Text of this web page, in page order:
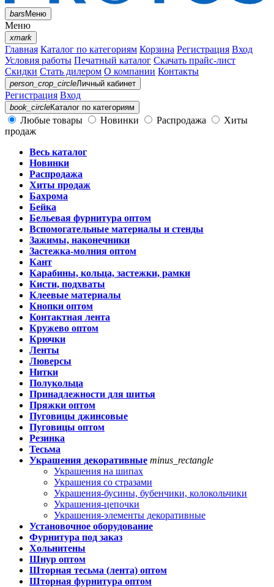
barsМеню
Меню
xmark
Главная Каталог по категориям Корзина Регистрация Вход
Условия работы Печатный каталог Скачать прайс-лист
Скидки Стать дилером О компании Контакты
person_crop_circleЛичный кабинет
Регистрация Вход
book_circleКаталог по категориям
Любые товары Новинки Распродажа
Хиты
продаж
Весь каталог
Новинки
Распродажа
Хиты продаж
Бахрома
Бейка
Бельевая фурнитура оптом
Вспомогательные материалы и стенды
Зажимы, наконечники
Застежка-молния оптом
Кант
Карабины, кольца, застежки, рамки
Кисти, подхваты
Клеевые материалы
Кнопки оптом
Контактная лента
Кружево оптом
Крючки
Ленты
Люверсы
Нитки
Полукольца
Принадлежности для шитья
Пряжки оптом
Пуговицы джинсовые
Пуговицы оптом
Резинка
Тесьма
Украшения декоративные minus_rectangle
Украшения на шипах
Украшения со стразами
Украшения-бусины, бубенчики, колокольчики
Украшения-цепочки
Украшения-элементы декоративные
Установочное оборудование
Фурнитура под заказ
Хольнитены
Шнур оптом
Шторная тесьма (лента) оптом
Шторная фурнитура оптом